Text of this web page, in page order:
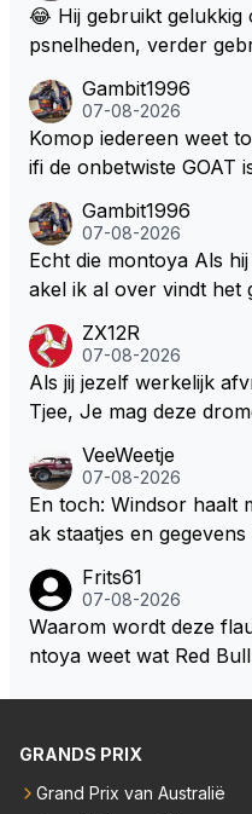
😂 Hij gebruikt gelukkig
psnelheden, verder
een bocht zegt
eeft hij sowieso gelijk 😂.
Gambit1996
07-08-2026
Komop iedereen weet
ifi de onbetwiste GOAT
milton, hahahaha. Latifi
n dicht met als
S Lawson natuurlijk
Gambit1996
07-08-2026
Echt die montoya Als hij begint te praten op f1tv sch
akel ik al over vindt het
weet 🤮🤮
ZX12R
07-08-2026
Als jij jezelf werkelijk
Tjee, Je mag deze
aar voordragen uit
at je het leuk vindt
jezelf dan ook wel eens
ze wolff gesneden heeft?
VeeWeetje
07-08-2026
En toch: Windsor haalt
ak staatjes en
okies made of your own
Frits61
07-08-2026
Waarom wordt deze
ntoya weet wat Red
GRANDS PRIX
Grand Prix van Australië